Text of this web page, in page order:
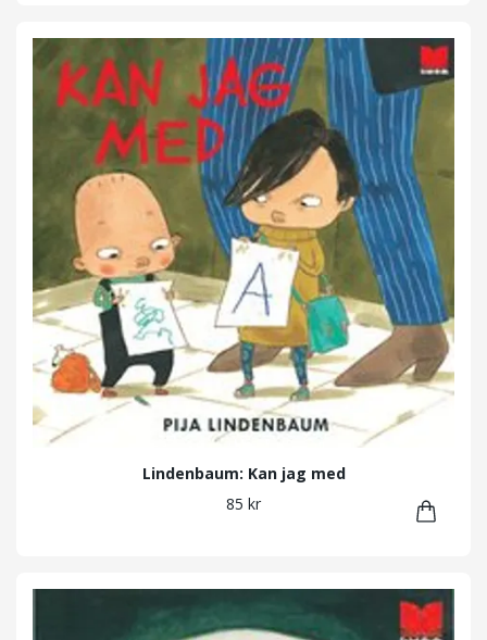
Lindenbaum: Kan jag med
85 kr